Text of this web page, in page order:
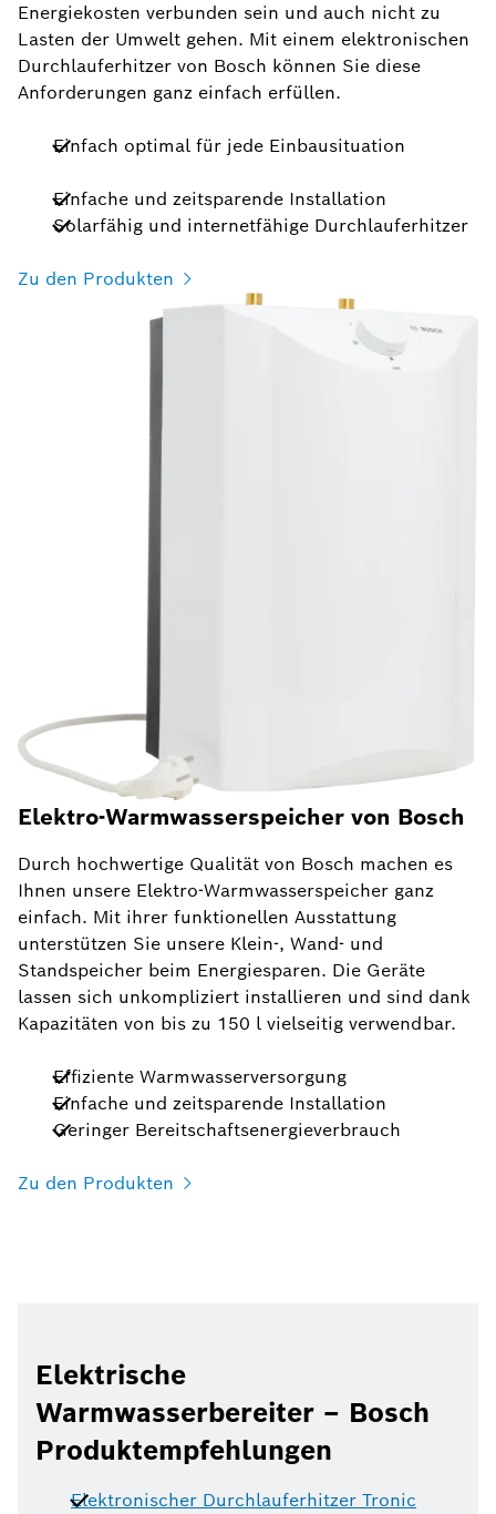
Energiekosten verbunden sein und auch nicht zu
Lasten der Umwelt gehen. Mit einem elektronischen
Durchlauferhitzer von Bosch können Sie diese
Anforderungen ganz einfach erfüllen.
Einfach optimal für jede Einbausituation
Einfache und zeitsparende Installation
Solarfähig und internetfähige Durchlauferhitzer
Zu den Produkten
Elektro-Warmwasserspeicher von Bosch
Durch hochwertige Qualität von Bosch machen es
Ihnen unsere Elektro-Warmwasserspeicher ganz
einfach. Mit ihrer funktionellen Ausstattung
unterstützen Sie unsere Klein-, Wand- und
Standspeicher beim Energiesparen. Die Geräte
lassen sich unkompliziert installieren und sind dank
Kapazitäten von bis zu 150 l vielseitig verwendbar.
Effiziente Warmwasserversorgung
Einfache und zeitsparende Installation
Geringer Bereitschaftsenergieverbrauch
Zu den Produkten
Elektrische
Warmwasserbereiter – Bosch
Produktempfehlungen
Elektronischer Durchlauferhitzer Tronic